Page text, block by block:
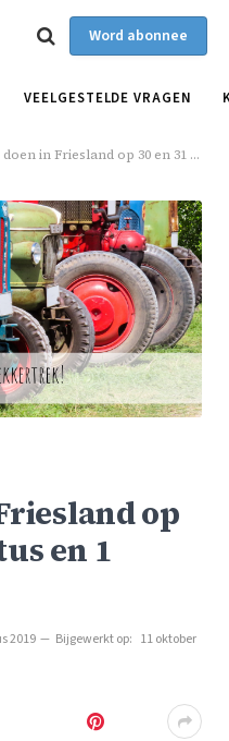
Word abonnee
VEELGESTELDE VRAGEN
in Friesland op 30 en 31 augustus en 1 september?
op
en 1
2019 Bijgewerkt op: 11 oktober